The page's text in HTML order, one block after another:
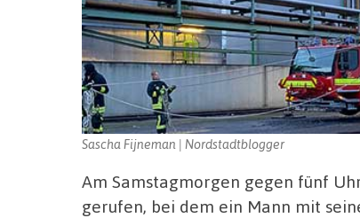
Sascha Fijneman | Nordstadtblogger
Am Samstagmorgen gegen fünf
gerufen, bei dem ein Mann mit